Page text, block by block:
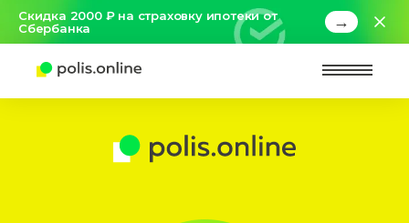
Скидка 2000 ₽ на страховку ипотеки от
Сбербанка
→